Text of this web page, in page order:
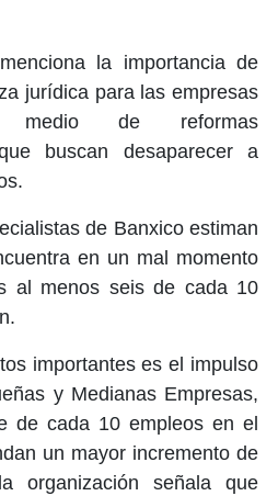
la importancia de
jurídica para las empresas
medio de reformas
buscan desaparecer a
de Banxico estiman
en un mal momento
al menos seis de cada 10
importantes es el impulso
y Medianas Empresas,
de cada 10 empleos en el
un mayor incremento de
organización señala que